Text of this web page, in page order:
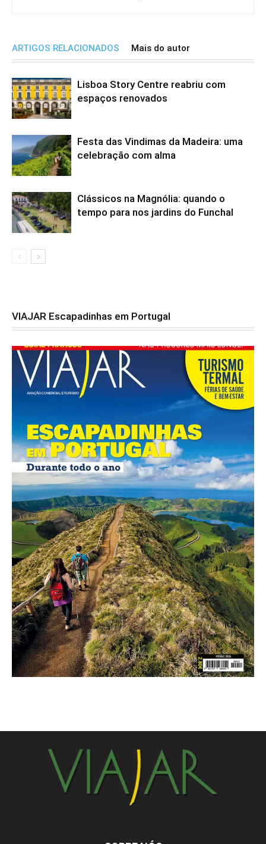
ARTIGOS RELACIONADOS Mais do autor
Lisboa Story Centre reabriu com
espaços renovados
Festa das Vindimas da Madeira: uma
celebração com alma
Clássicos na Magnólia: quando o
tempo para nos jardins do Funchal
VIAJAR Escapadinhas em Portugal